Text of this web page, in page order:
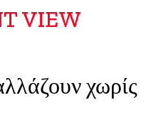
VIEW
χωρίς